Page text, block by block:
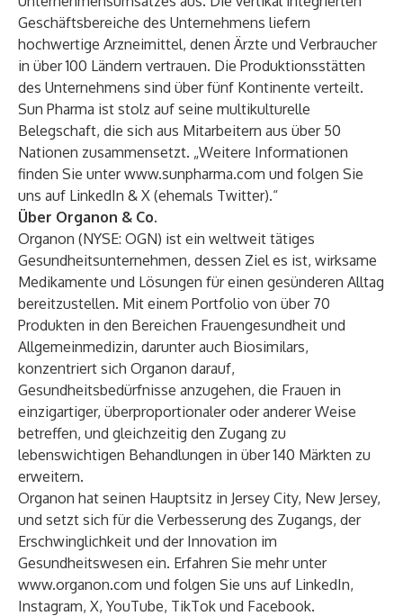
Geschäftsbereiche des Unternehmens liefern
hochwertige Arzneimittel, denen Ärzte und Verbraucher
in über 100 Ländern vertrauen. Die Produktionsstätten
des Unternehmens sind über fünf Kontinente verteilt.
Sun Pharma ist stolz auf seine multikulturelle
Belegschaft, die sich aus Mitarbeitern aus über 50
Nationen zusammensetzt. „Weitere Informationen
finden Sie unterwww.sunpharma.com und folgen Sie
uns auf LinkedIn & X (ehemals Twitter).“
Über Organon & Co.
Organon (NYSE: OGN) ist ein weltweit tätiges
Gesundheitsunternehmen, dessen Ziel es ist, wirksame
Medikamente und Lösungen für einen gesünderen Alltag
bereitzustellen. Mit einem Portfolio von über 70
Produkten in den Bereichen Frauengesundheit und
Allgemeinmedizin, darunter auch Biosimilars,
konzentriert sich Organon darauf,
Gesundheitsbedürfnisse anzugehen, die Frauen in
einzigartiger, überproportionaler oder anderer Weise
betreffen, und gleichzeitig den Zugang zu
lebenswichtigen Behandlungen in über 140 Märkten zu
erweitern.
Organon hat seinen Hauptsitz in Jersey City, New Jersey,
und setzt sich für die Verbesserung des Zugangs, der
Erschwinglichkeit und der Innovation im
Gesundheitswesen ein. Erfahren Sie mehr unter
www.organon.com und folgen Sie uns auf LinkedIn,
Instagram, X, YouTube, TikTok und Facebook.